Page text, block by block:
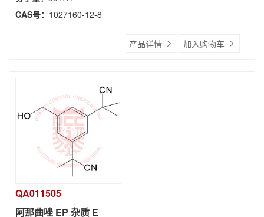
CAS号： 1027160-12-8
产品详情 加入购物车
QA011505
阿那曲唑 EP 杂质 E